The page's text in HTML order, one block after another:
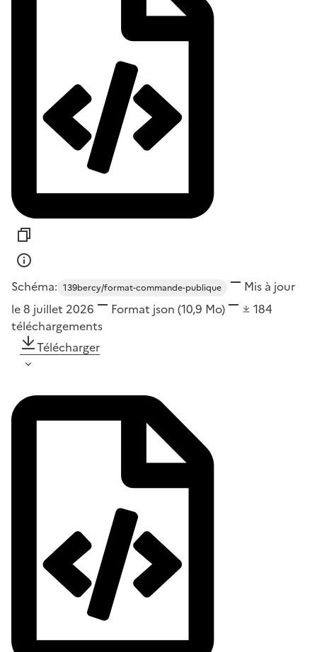
Schéma: 139bercy/format-commande-publique
Mis à jour
le 8 juillet 2026
Format json (10,9 Mo)
184
téléchargements
Télécharger